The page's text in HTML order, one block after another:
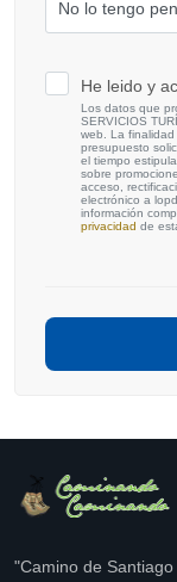
He leido y
Los datos que
SERVICIOS
web. La
presupuesto
el tiempo
sobre
acceso,
electrónico a
información
privacidad de
"Camino de